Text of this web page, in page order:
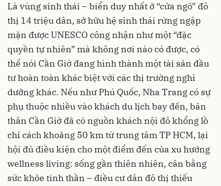
Là vùng sinh thái – biển duy nhất ở “cửa ngõ” đô
thị 14 triệu dân, sở hữu hệ sinh thái rừng ngập
mặn được UNESCO công nhận như một “đặc
quyền tự nhiên” mà không nơi nào có được, có
thể nói Cần Giờ đang hình thành một tài sản đầu
tư hoàn toàn khác biệt với các thị trường nghỉ
dưỡng khác. Nếu như Phú Quốc, Nha Trang có sự
phụ thuộc nhiều vào khách du lịch bay đến, bản
thân Cần Giờ đã có nguồn khách nội đô khổng lồ
chỉ cách khoảng 50 km từ trung tâm TP HCM, lại
hội đủ điều kiện cho một điểm đến của xu hướng
wellness living: sống gần thiên nhiên, cân bằng
sức khỏe tinh thần – điều cư dân đô thị thiếu